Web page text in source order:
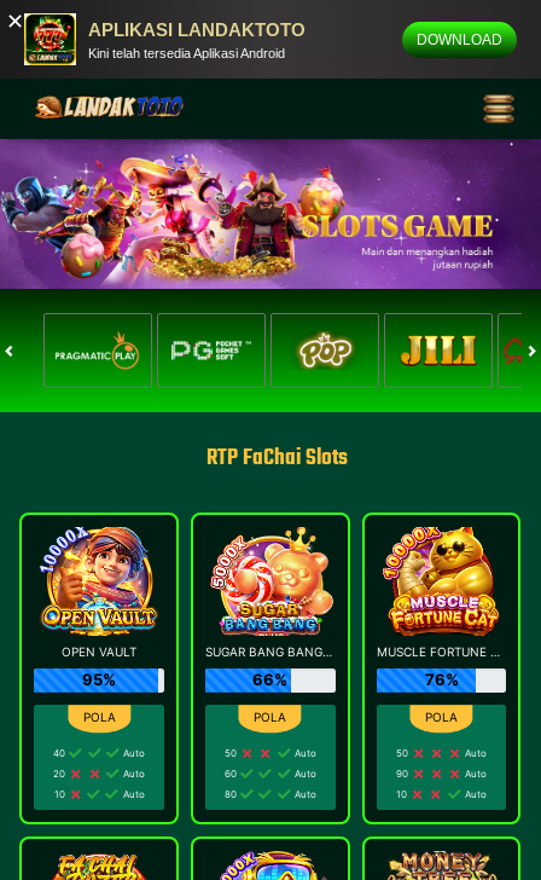
APLIKASI LANDAKTOTO
Kini telah tersedia Aplikasi Android
DOWNLOAD
✕
RTP FaChai Slots
OPEN VAULT
95%
40
Auto
20
Auto
10
Auto
SUGAR BANG BANG PLUS
66%
50
Auto
60
Auto
80
Auto
MUSCLE FORTUNE CAT
76%
50
Auto
90
Auto
10
Auto